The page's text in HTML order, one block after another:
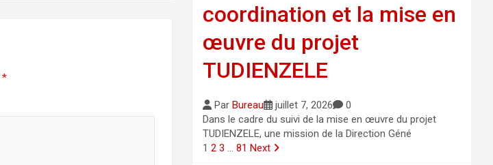
*
coordination et la mise en
œuvre du projet
TUDIENZELE
ParBureau juillet 7, 2026
0
Dans le cadre du suivi de la mise en œuvre du projet
TUDIENZELE, une mission de la Direction Géné
1 2 3 … 81 Next